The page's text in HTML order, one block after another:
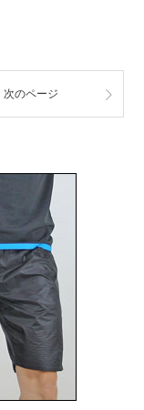
次のページ